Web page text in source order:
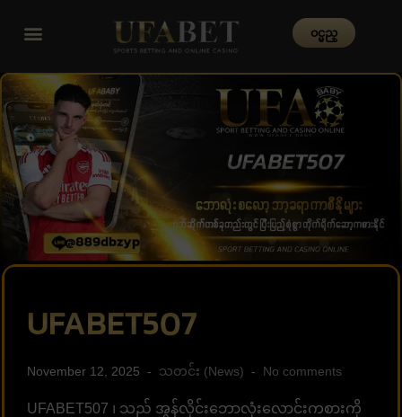
၀င္မည္
UFABET507
November 12, 2025 သတင်း (News) No comments
UFABET507 ၊ သည် အွန်လိုင်းဘောလုံးလောင်းကစားကို